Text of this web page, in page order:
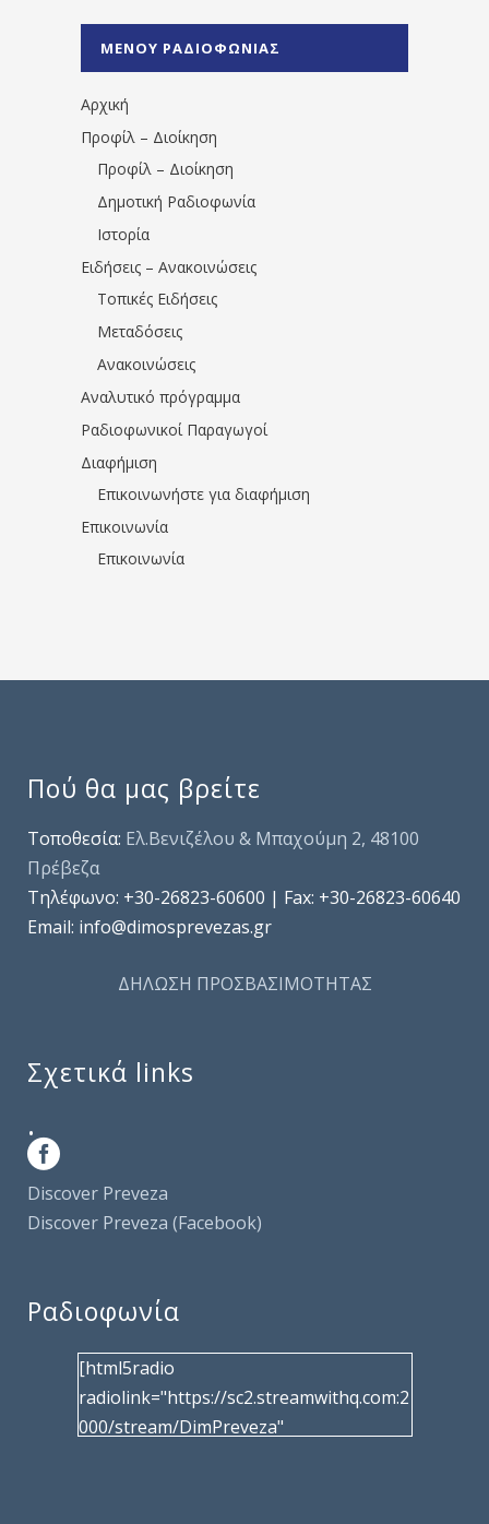
1531194763766854/" artist="" ]
ΜΕΝΟΥ ΡΑΔΙΟΦΩΝΙΑΣ
Αρχική
Προφίλ – Διοίκηση
Προφίλ – Διοίκηση
Δημοτική Ραδιοφωνία
Ιστορία
Ειδήσεις – Ανακοινώσεις
Τοπικές Ειδήσεις
Μεταδόσεις
Ανακοινώσεις
Αναλυτικό πρόγραμμα
Ραδιοφωνικοί Παραγωγοί
Διαφήμιση
Επικοινωνήστε για διαφήμιση
Επικοινωνία
Επικοινωνία
Πού θα μας βρείτε
Τοποθεσία: Ελ.Βενιζέλου & Μπαχούμη 2, 48100
Πρέβεζα
Τηλέφωνo: +30-26823-60600 | Fax: +30-26823-60640
Email: info@dimosprevezas.gr
ΔΗΛΩΣΗ ΠΡΟΣΒΑΣΙΜΟΤΗΤΑΣ
Σχετικά links
.
Discover Preveza
Discover Preveza (Facebook)
Ραδιοφωνία
[html5radio
radiolink="https://sc2.streamwithq.com:2
000/stream/DimPreveza"